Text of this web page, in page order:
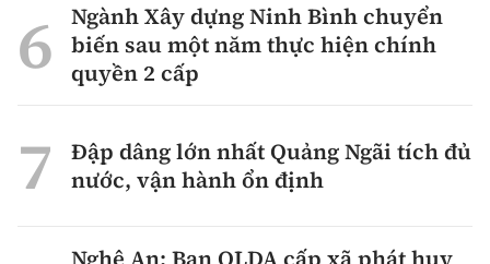
Ngành Xây dựng Ninh Bình chuyển
biến sau một năm thực hiện chính
quyền 2 cấp
Đập dâng lớn nhất Quảng Ngãi tích đủ
nước, vận hành ổn định